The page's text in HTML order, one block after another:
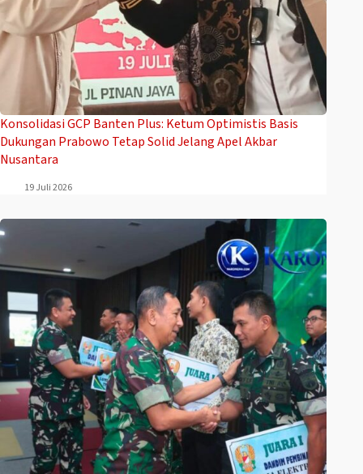
Konsolidasi GCP Banten Plus: Ketum Optimistis Basis
Dukungan Prabowo Tetap Solid Jelang Apel Akbar
Nusantara
19 Juli 2026